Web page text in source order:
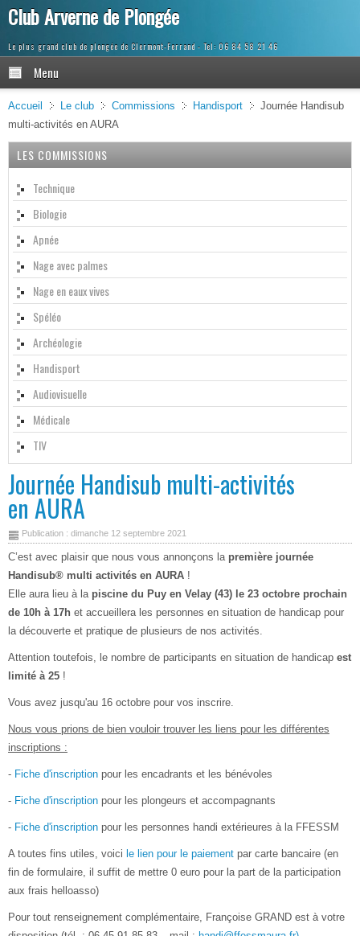
Club Arverne de Plongée
Le plus grand club de plongée de Clermont-Ferrand
Menu
Accueil Le club Commissions Handisport
Journée Handisub
multi-activités en AURA
LES COMMISSIONS
Technique
Biologie
Apnée
Nage avec palmes
Nage en eaux vives
Spéléo
Archéologie
Handisport
Audiovisuelle
Médicale
TIV
Journée Handisub multi-activités
en AURA
Publication : dimanche 12 septembre 2021
C’est avec plaisir que nous vous annonçons la première journée
Handisub® multi activités en AURA !
Elle aura lieu à la piscine du Puy en Velay (43) le 23 octobre prochain
de 10h à 17h et accueillera les personnes en situation de handicap pour
la découverte et pratique de plusieurs de nos activités.
Attention toutefois, le nombre de participants en situation de handicap est
limité à 25 !
Vous avez jusqu'au 16 octobre pour vos inscrire.
Nous vous prions de bien vouloir trouver les liens pour les différentes
inscriptions :
- Fiche d'inscription pour les encadrants et les bénévoles
- Fiche d'inscription pour les plongeurs et accompagnants
- Fiche d'inscription pour les personnes handi extérieures à la FFESSM
A toutes fins utiles, voici le lien pour le paiement par carte bancaire (en
fin de formulaire, il suffit de mettre 0 euro pour la part de la participation
aux frais helloasso)
Pour tout renseignement complémentaire, Françoise GRAND est à votre